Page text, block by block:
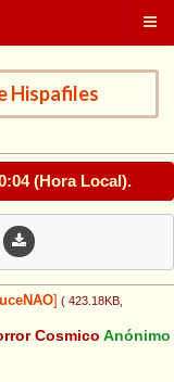
Hispafiles
(Hora Local).
( 423.18KB
Cosmico Anónimo